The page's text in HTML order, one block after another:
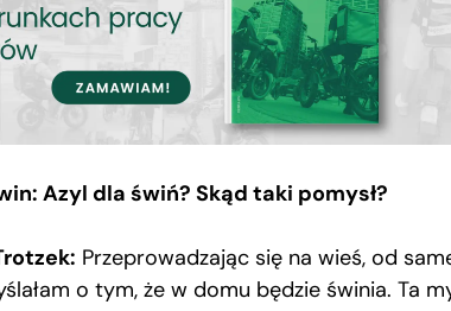
Azyl dla świń? Skąd taki pomysł?
Przeprowadzając się na wieś, od
o tym, że w domu będzie świnia. Ta